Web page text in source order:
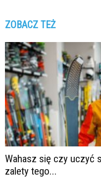
ZOBACZ TEŻ
Wahasz się czy uczyć
zalety tego...